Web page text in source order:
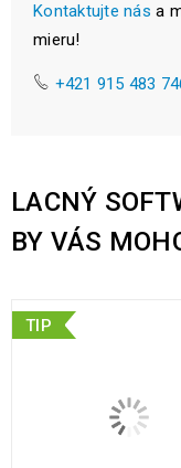
Kontaktujte nás a
mieru!
+421 915 483
LACNÝ
BY VÁS
TIP